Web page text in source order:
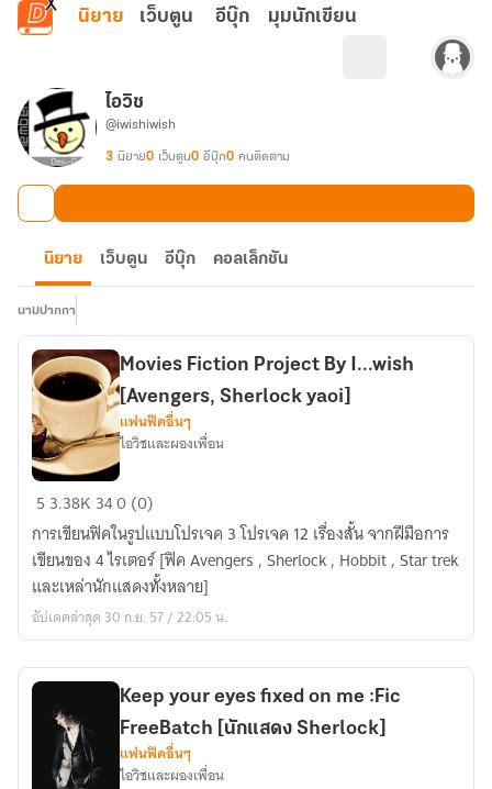
ข้ามไปยังเนื้อหาหลัก
นิยาย เว็บตูน อีบุ๊ก มุมนักเขียน
ไอวิช
@iwishiwish
3 นิยาย0 เว็บตูน0 อีบุ๊ก0 คนติดตาม
นิยาย เว็บตูน อีบุ๊ก คอลเล็กชัน
นามปากกา
Movies
Fiction
Project
By
I...wish
[Avengers,
yaoi]
Movies Fiction Project By I...wish
[Avengers, Sherlock yaoi]
แฟนฟิคอื่นๆ
ไอวิชและผองเพื่อน
5 3.38K 340 (0)
การเขียนฟิคในรูปแบบโปรเจค 3 โปรเจค 12 เรื่องสั้น จากฝีมือการ
เขียนของ 4 ไรเตอร์ [ฟิค Avengers , Sherlock , Hobbit , Star trek
และเหล่านักแสดงทั้งหลาย]
อัปเดตล่าสุด 30 ก.ย. 57 / 22:05 น.
Keep your eyes fixed on me :Fic
FreeBatch [นักแสดง Sherlock]
แฟนฟิคอื่นๆ
ไอวิชและผองเพื่อน